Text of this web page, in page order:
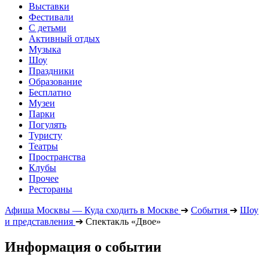
Выставки
Фестивали
С детьми
Активный отдых
Музыка
Шоу
Праздники
Образование
Бесплатно
Музеи
Парки
Погулять
Туристу
Театры
Пространства
Клубы
Прочее
Рестораны
Афиша Москвы — Куда сходить в Москве ➔ События ➔ Шоу
и представления ➔ Спектакль «Двое»
Информация о событии